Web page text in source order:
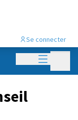
Menu
Se connecter